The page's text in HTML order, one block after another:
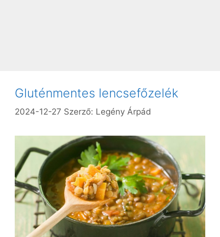
Gluténmentes lencsefőzelék
2024-12-27 Szerző: Legény Árpád